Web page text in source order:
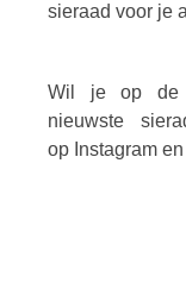
sieraad voor je
Wil je op de
nieuwste
op Instagram